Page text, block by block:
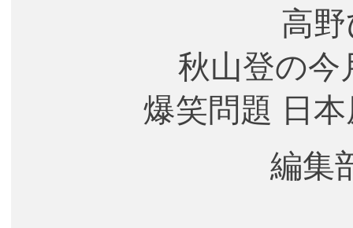
高
秋山登の今
爆笑問題 日
編集